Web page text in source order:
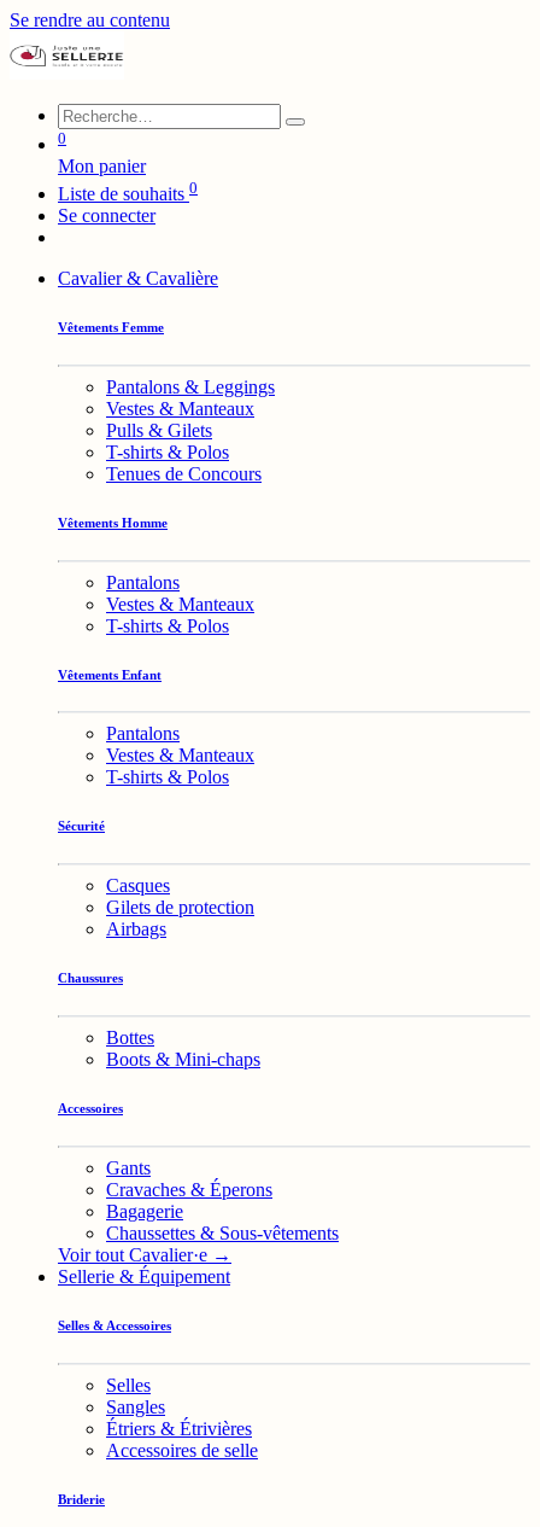
Se rendre au contenu
0
Mon panier
Liste de souhaits 0
Se connecter
Cavalier & Cavalière
Vêtements Femme
Pantalons & Leggings
Vestes & Manteaux
Pulls & Gilets
T-shirts & Polos
Tenues de Concours
Vêtements Homme
Pantalons
Vestes & Manteaux
T-shirts & Polos
Vêtements Enfant
Pantalons
Vestes & Manteaux
T-shirts & Polos
Sécurité
Casques
Gilets de protection
Airbags
Chaussures
Bottes
Boots & Mini-chaps
Accessoires
Gants
Cravaches & Éperons
Bagagerie
Chaussettes & Sous-vêtements
Voir tout Cavalier·e →
Sellerie & Équipement
Selles & Accessoires
Selles
Sangles
Étriers & Étrivières
Accessoires de selle
Briderie